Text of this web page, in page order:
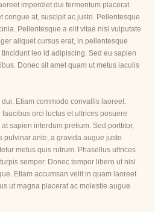
imperdiet dui fermentum placerat.
congue at, suscipit ac justo. Pellentesque
Pellentesque a elit vitae nisl vulputate
aliquet cursus erat, in pellentesque
leo id adipiscing. Sed eu sapien
Donec sit amet quam ut metus iaculis
Etiam commodo convallis laoreet.
orci luctus et ultrices posuere
sapien interdum pretium. Sed porttitor,
pulvinar ante, a gravida augue justo
metus quis rutrum. Phasellus ultrices
semper. Donec tempor libero ut nisl
Etiam accumsan velit in quam laoreet
ut magna placerat ac molestie augue